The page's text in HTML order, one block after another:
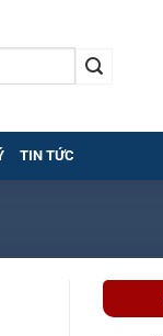
TIN TỨC